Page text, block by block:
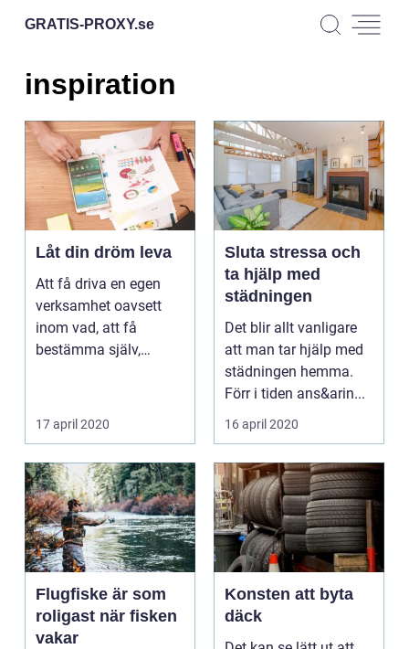
GRATIS-PROXY.se
inspiration
Låt din dröm leva
Att få driva en egen
verksamhet oavsett
inom vad, att få
bestämma själv,
17 april 2020
Sluta stressa och
ta hjälp med
städningen
Det blir allt vanligare
att man tar hjälp med
städningen hemma.
Förr i tiden ans&arin...
16 april 2020
Flugfiske är som
roligast när fisken
vakar
Konsten att byta
däck